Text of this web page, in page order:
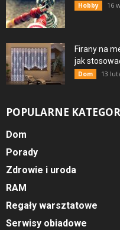
Hobby 16
Firany na
jak
Dom 13
POPULARNE
Dom
Porady
Zdrowie i uroda
RAM
Regały warsztatowe
Serwisy obiadowe